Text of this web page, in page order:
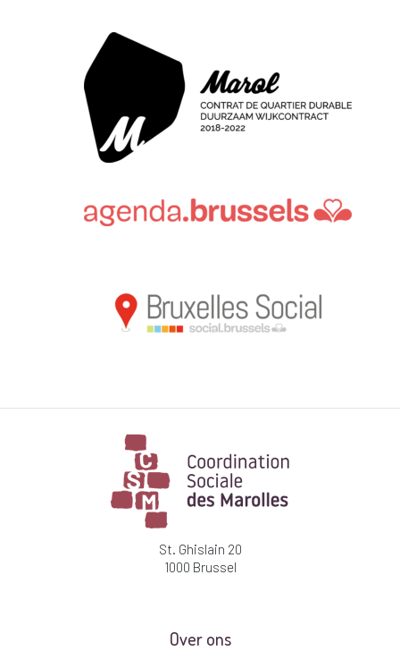
St. Ghislain 20
1000 Brussel
Over ons